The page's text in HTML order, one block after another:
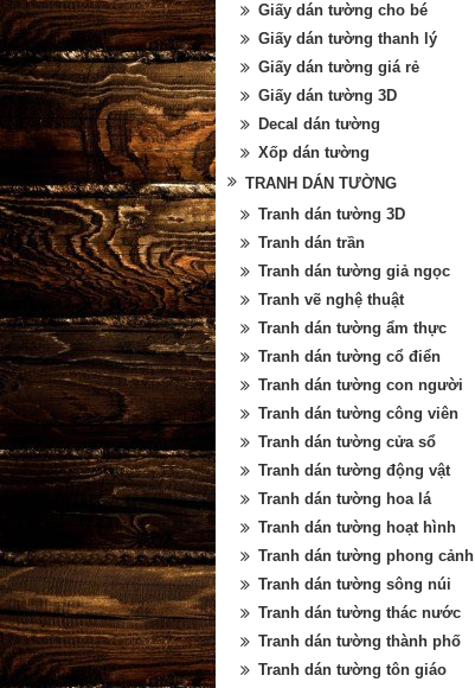
Giấy dán tường cho bé
Giấy dán tường thanh lý
Giấy dán tường giá rẻ
Giấy dán tường 3D
Decal dán tường
Xốp dán tường
TRANH DÁN TƯỜNG
Tranh dán tường 3D
Tranh dán trần
Tranh dán tường giả ngọc
Tranh vẽ nghệ thuật
Tranh dán tường ẩm thực
Tranh dán tường cổ điển
Tranh dán tường con người
Tranh dán tường công viên
Tranh dán tường cửa sổ
Tranh dán tường động vật
Tranh dán tường hoa lá
Tranh dán tường hoạt hình
Tranh dán tường phong cảnh
Tranh dán tường sông núi
Tranh dán tường thác nước
Tranh dán tường thành phố
Tranh dán tường tôn giáo